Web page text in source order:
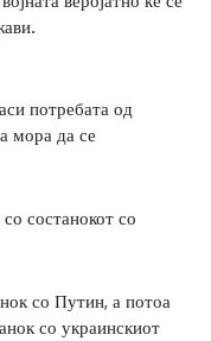
потребата од
мора да се
состанокот со
со Путин, а потоа
со украинскиот